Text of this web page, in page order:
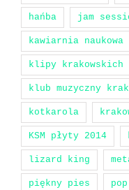
hańba jam
kawiarnia naukowa
klipy krakowskich
klub muzyczny
kotkarola
KSM płyty 2014
lizard king
piękny pies pop